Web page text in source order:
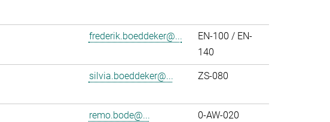
frederik.boeddeker@...
EN-100 / EN-
140
silvia.boeddeker@... ZS-080
remo.bode@... 0-AW-020